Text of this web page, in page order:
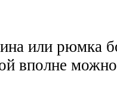
или рюмка
вполне